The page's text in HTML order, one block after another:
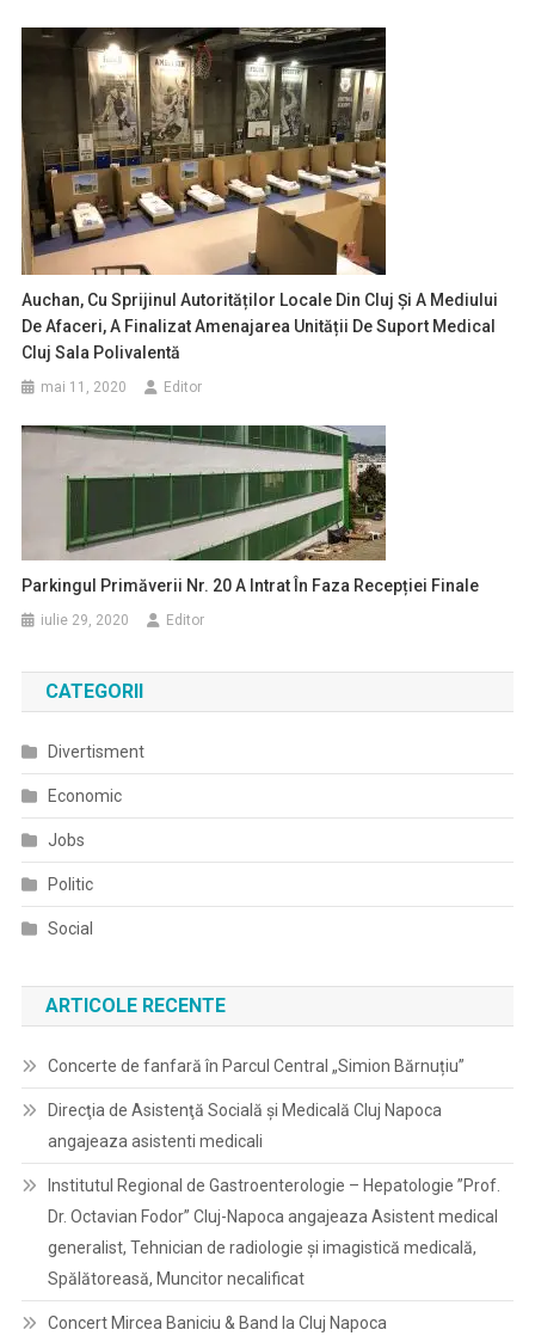
Auchan, Cu Sprijinul Autorităților Locale Din Cluj Și A Mediului
De Afaceri, A Finalizat Amenajarea Unității De Suport Medical
Cluj Sala Polivalentă
mai 11, 2020 Editor
Parkingul Primăverii Nr. 20 A Intrat În Faza Recepției Finale
iulie 29, 2020 Editor
CATEGORII
Divertisment
Economic
Jobs
Politic
Social
ARTICOLE RECENTE
Concerte de fanfară în Parcul Central „Simion Bărnuțiu”
Direcţia de Asistenţă Socială şi Medicală Cluj Napoca
angajeaza asistenti medicali
Institutul Regional de Gastroenterologie – Hepatologie ”Prof.
Dr. Octavian Fodor” Cluj-Napoca angajeaza Asistent medical
generalist, Tehnician de radiologie și imagistică medicală,
Spălătoreasă, Muncitor necalificat
Concert Mircea Baniciu & Band la Cluj Napoca